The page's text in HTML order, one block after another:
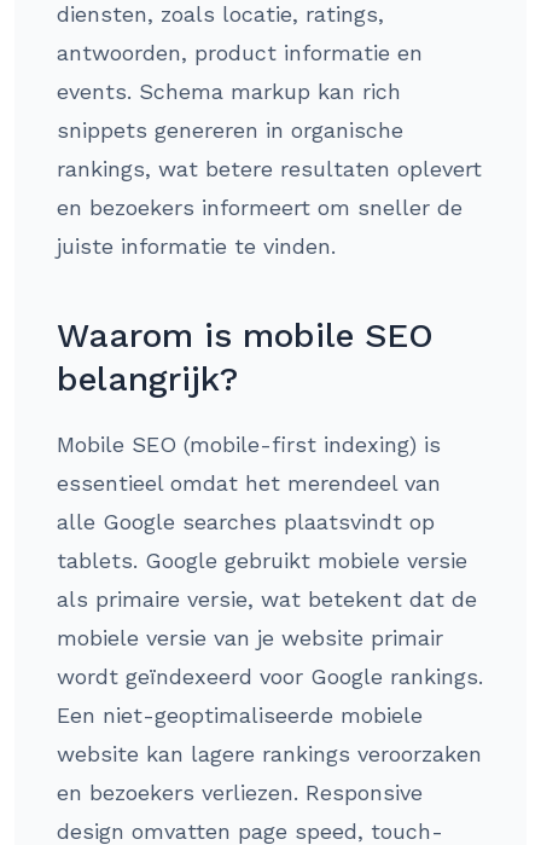
diensten, zoals locatie, ratings,
antwoorden, product informatie en
events. Schema markup kan rich
snippets genereren in organische
rankings, wat betere resultaten oplevert
en bezoekers informeert om sneller de
juiste informatie te vinden.
Waarom is mobile SEO
belangrijk?
Mobile SEO (mobile-first indexing) is
essentieel omdat het merendeel van
alle Google searches plaatsvindt op
tablets. Google gebruikt mobiele versie
als primaire versie, wat betekent dat de
mobiele versie van je website primair
wordt geïndexeerd voor Google rankings.
Een niet-geoptimaliseerde mobiele
website kan lagere rankings veroorzaken
en bezoekers verliezen. Responsive
design omvatten page speed, touch-